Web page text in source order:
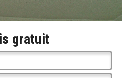
gratuit